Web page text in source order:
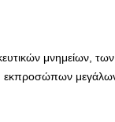
μνημείων,